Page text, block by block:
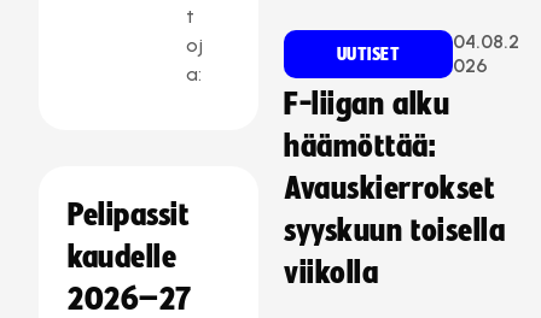
t
oj
a:
Pelipassit
kaudelle
2026–27
UUTISET
04.08.2
026
F-liigan alku
häämöttää:
Avauskierrokset
syyskuun toisella
viikolla